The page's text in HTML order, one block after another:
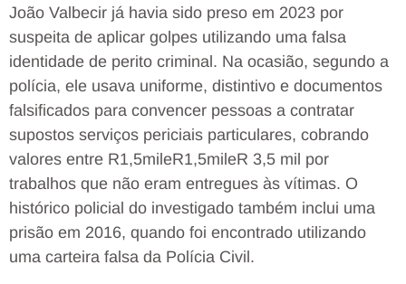
João Valbecir já havia sido preso em 2023 por
suspeita de aplicar golpes utilizando uma falsa
identidade de perito criminal. Na ocasião, segundo a
polícia, ele usava uniforme, distintivo e documentos
falsificados para convencer pessoas a contratar
supostos serviços periciais particulares, cobrando
valores entre R1,5mileR1,5mi eR 3,5 mil por
trabalhos que não eram entregues às vítimas. O
histórico policial do investigado também inclui uma
prisão em 2016, quando foi encontrado utilizando
uma carteira falsa da Polícia Civil.